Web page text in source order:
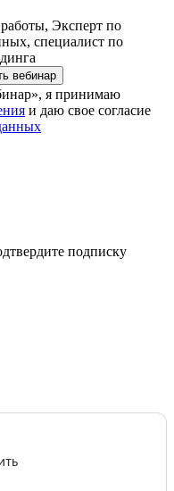
Эксперт по
специалист по
вебинар
я принимаю
и даю свое согласие
подписку